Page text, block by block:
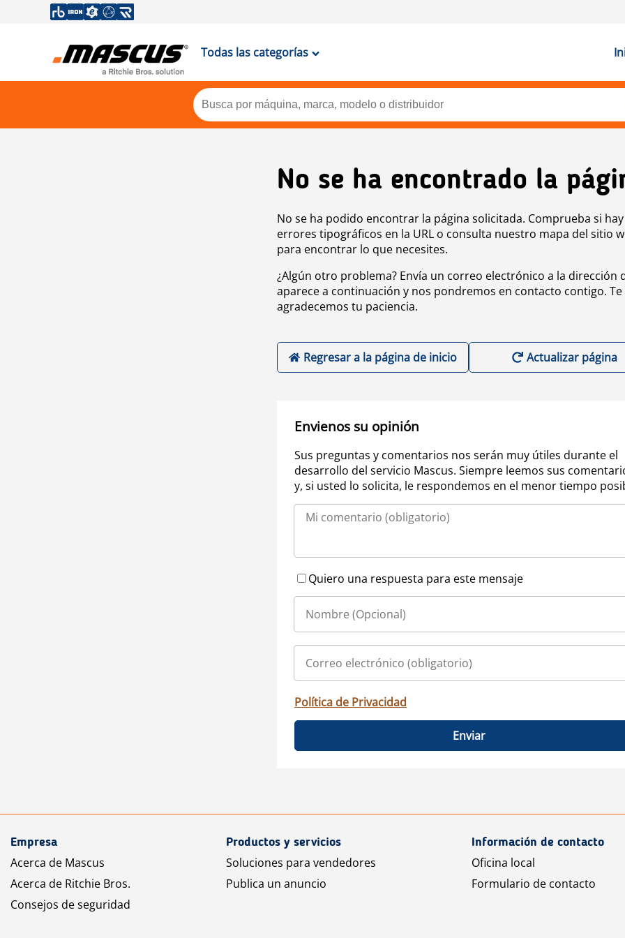
Todas las categorías
No se ha encontrado la
No se ha podido encontrar la página solicitada. Comprueba si hay
errores tipográficos en la URL o consulta nuestro mapa del sitio
para encontrar lo que necesites.
¿Algún otro problema? Envía un correo electrónico a la dirección
aparece a continuación y nos pondremos en contacto contigo. Te
agradecemos tu paciencia.
Regresar a la página de inicio Actualizar página
Envienos su opinión
Sus preguntas y comentarios nos serán muy útiles durante el
desarrollo del servicio Mascus. Siempre leemos sus
y, si usted lo solicita, le respondemos en el menor tiempo
Quiero una respuesta para este mensaje
Política de Privacidad
Enviar
Empresa
Acerca de Mascus
Acerca de Ritchie Bros.
Consejos de seguridad
Productos y servicios
Soluciones para vendedores
Publica un anuncio
Información de contacto
Oficina local
Formulario de contacto